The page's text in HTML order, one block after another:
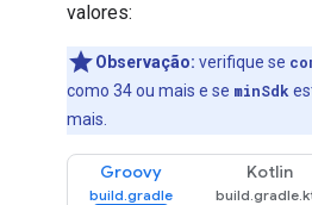
valores:
Observação: verifique se
como 34 ou mais e se minSdk
mais.
Groovy Kotlin